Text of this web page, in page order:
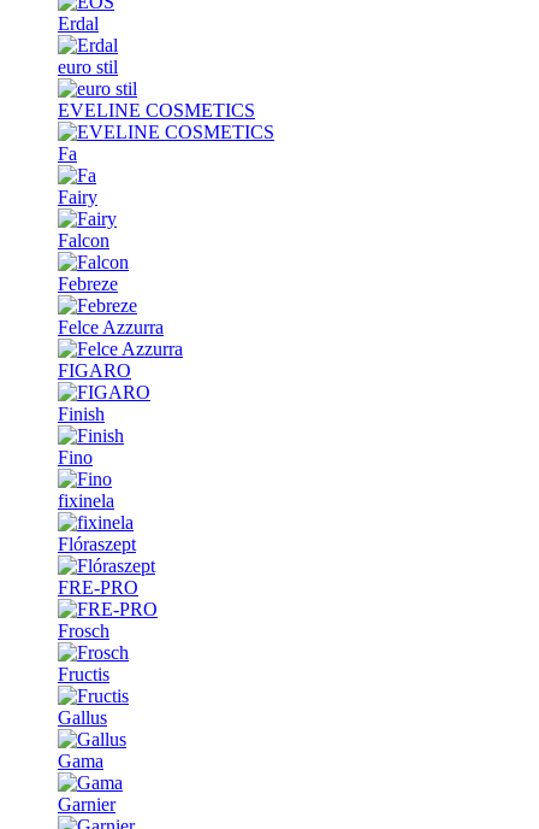
Erdal
euro stil
EVELINE COSMETICS
Fa
Fairy
Falcon
Febreze
Felce Azzurra
FIGARO
Finish
Fino
fixinela
Flóraszept
FRE-PRO
Frosch
Fructis
Gallus
Gama
Garnier